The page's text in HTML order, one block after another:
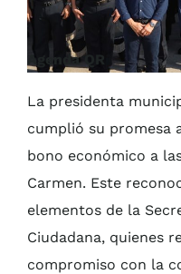
Agenda QR
La presidenta
cumplió su promesa
bono económico a
Carmen. Este
elementos de la
Ciudadana, quienes
compromiso con la